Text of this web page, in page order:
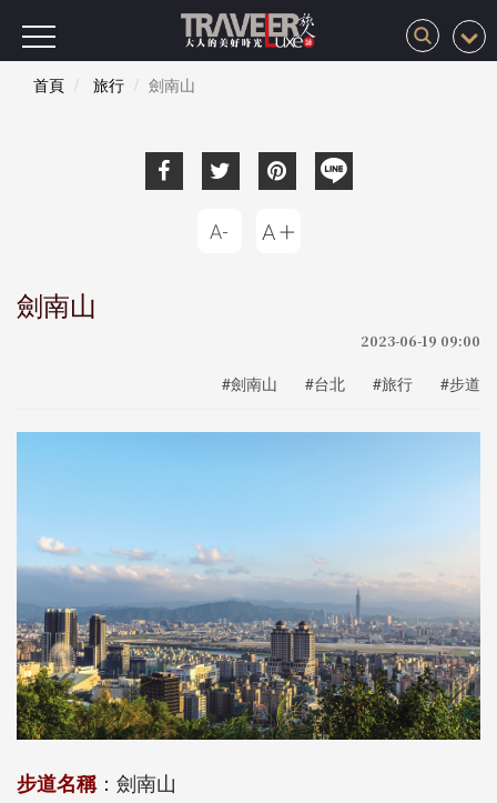
首頁 旅行 劍南山
劍南山
2023-06-19 09:00
#劍南山 #台北 #旅行 #步道
步道名稱：劍南山